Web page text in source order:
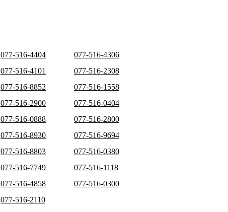
077-516-4404
077-516-4306
077-516-4101
077-516-2308
077-516-8852
077-516-1558
077-516-2900
077-516-0404
077-516-0888
077-516-2800
077-516-8930
077-516-9694
077-516-8803
077-516-0380
077-516-7749
077-516-1118
077-516-4858
077-516-0300
077-516-2110